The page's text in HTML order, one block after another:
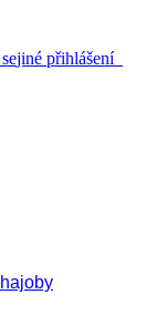
jiné přihlášení